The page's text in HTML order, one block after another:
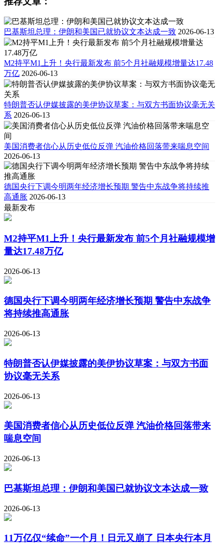
巴基斯坦总理：伊朗和美国已就协议文本达成一致 2026-06-13
M2持平M1上升！央行最新发布 前5个月社融规模增量达17.48
万亿 2026-06-13
特朗普否认伊媒披露的美伊协议草案：与双方书面协议毫无关
系 2026-06-13
美国消费者信心从历史低位反弹 汽油价格回落带来喘息空间
2026-06-13
德国央行下调今明两年经济增长预期 警告中东战争将持续推
高通胀 2026-06-13
最新发布
M2持平M1上升！央行最新发布 前5个月社融规模增
量达17.48万亿
2026-06-13
德国央行下调今明两年经济增长预期 警告中东战争
将持续推高通胀
2026-06-13
特朗普否认伊媒披露的美伊协议草案：与双方书面
协议毫无关系
2026-06-13
美国消费者信心从历史低位反弹 汽油价格回落带来
喘息空间
2026-06-13
巴基斯坦总理：伊朗和美国已就协议文本达成一致
2026-06-13
11万亿仅“续命”一个月！日元又崩了 日本央行本月